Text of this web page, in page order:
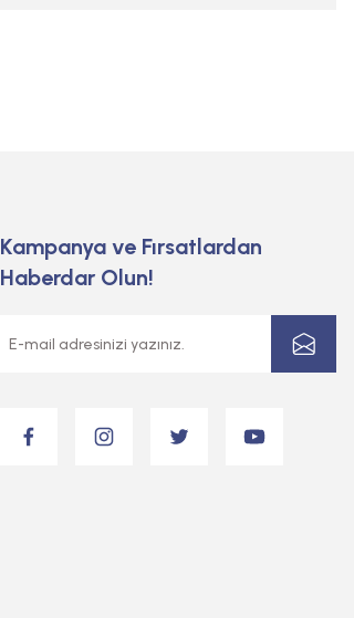
Kampanya ve Fırsatlardan
Haberdar Olun!